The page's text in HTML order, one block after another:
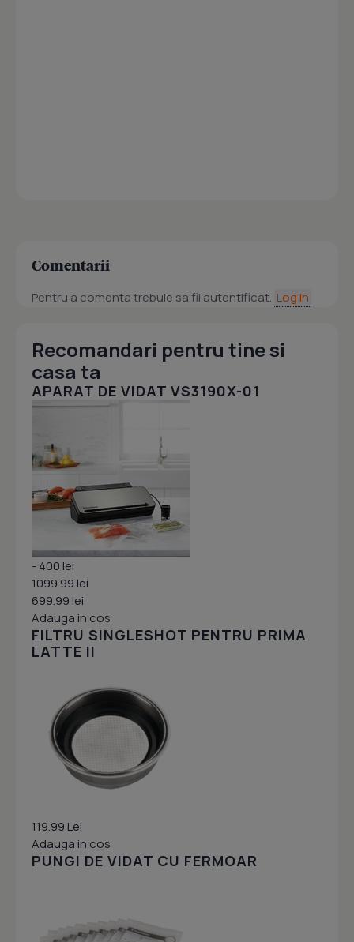
Comentarii
Pentru a comenta trebuie sa fii autentificat. Log in
Recomandari pentru tine si
casa ta
APARAT DE VIDAT VS3190X-01
- 400 lei
1099.99 lei
699.99 lei
Adauga in cos
FILTRU SINGLESHOT PENTRU PRIMA
LATTE II
119.99 Lei
Adauga in cos
PUNGI DE VIDAT CU FERMOAR